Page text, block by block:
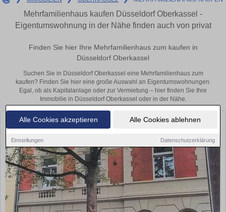
Alle Cookies akzeptieren Alle Cookies ablehnen
Einstellungen Datenschutzerklärung
Mehrfamilienhaus kaufen Düsseldorf Oberkassel -
Eigentumswohnung in der Nähe finden auch von privat
Finden Sie hier Ihre Mehrfamilienhaus zum kaufen in
Düsseldorf Oberkassel
Suchen Sie in Düsseldorf Oberkassel eine Mehrfamilienhaus zum
kaufen? Finden Sie hier eine große Auswahl an Eigentumswohnungen.
Egal, ob als Kapitalanlage oder zur Vermietung – hier finden Sie Ihre
Immobilie in Düsseldorf Oberkassel oder in der Nähe.